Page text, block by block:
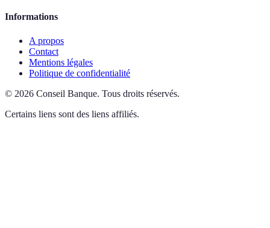
Informations
A propos
Contact
Mentions légales
Politique de confidentialité
© 2026 Conseil Banque. Tous droits réservés.
Certains liens sont des liens affiliés.